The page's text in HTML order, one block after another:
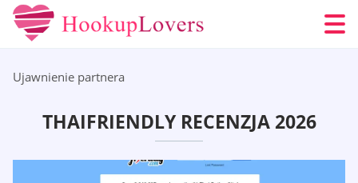
Ujawnienie partnera
THAIFRIENDLY RECENZJA 2026